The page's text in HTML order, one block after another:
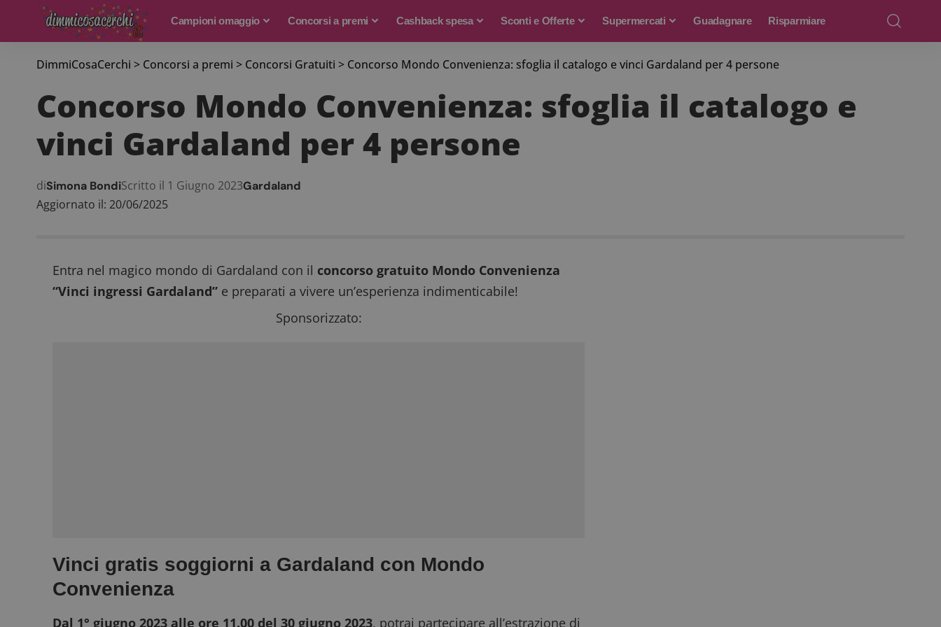
Campioni omaggio Concorsi a premi Cashback spesa Sconti e Offerte Supermercati Guadagnare Risparmiare
DimmiCosaCerchi > Concorsi a premi > Concorsi Gratuiti > Concorso Mondo Convenienza: sfoglia il catalogo e vinci Gardaland per 4 persone
Concorso Mondo Convenienza: sfoglia il catalogo e
vinci Gardaland per 4 persone
Aggiornato il: 20/06/2025
diSimona BondiScritto il 1 Giugno 2023Gardaland
Entra nel magico mondo di Gardaland con il concorso gratuito Mondo Convenienza
“Vinci ingressi Gardaland” e preparati a vivere un’esperienza indimenticabile!
Sponsorizzato:
Vinci gratis soggiorni a Gardaland con Mondo
Convenienza
Dal 1° giugno 2023 alle ore 11.00 del 30 giugno 2023, potrai partecipare all’estrazione di